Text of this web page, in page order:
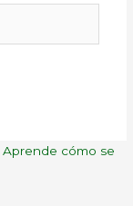
Aprende cómo se